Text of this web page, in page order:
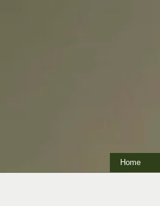
Home